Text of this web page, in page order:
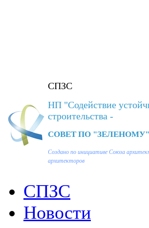
СПЗС
НП "Содействие
строительства -
СОВЕТ ПО
Создано по инициативе Союза
архитекторов
СПЗС
Новости